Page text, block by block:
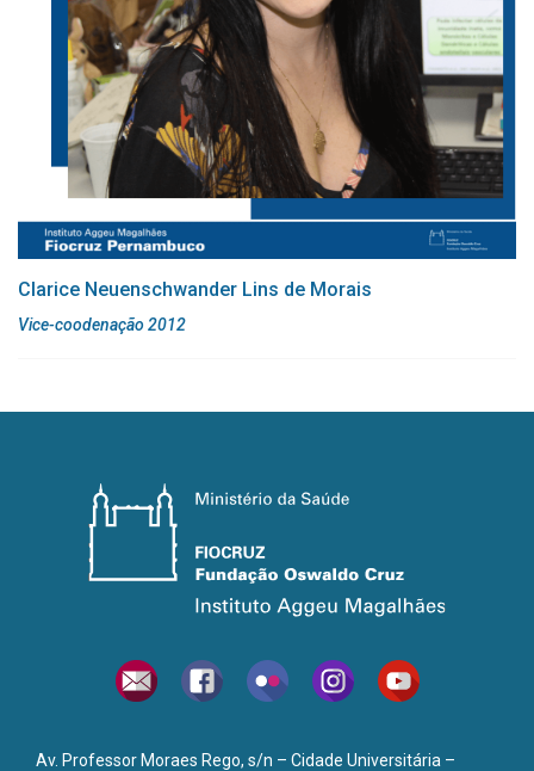
Clarice Neuenschwander Lins de Morais
Vice-coodenação 2012
Av. Professor Moraes Rego, s/n – Cidade Universitária –